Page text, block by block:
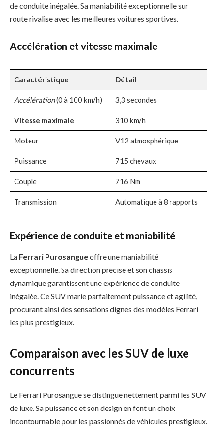
de conduite inégalée. Sa maniabilité exceptionnelle sur
route rivalise avec les meilleures voitures sportives.
Accélération et vitesse maximale
Caractéristique Détail
Accélération(0 à 100 km/h) 3,3 secondes
Vitesse maximale 310 km/h
Moteur V12 atmosphérique
Puissance 715 chevaux
Couple 716 Nm
Transmission Automatique à 8 rapports
Expérience de conduite et maniabilité
La Ferrari Purosangueoffre une maniabilité
exceptionnelle. Sa direction précise et son châssis
dynamique garantissent une expérience de conduite
inégalée. Ce SUV marie parfaitement puissance et agilité,
procurant ainsi des sensations dignes des modèles Ferrari
les plus prestigieux.
Comparaison avec les SUV de luxe
concurrents
Le Ferrari Purosangue se distingue nettement parmi les SUV
de luxe. Sa puissance et son design en font un choix
incontournable pour les passionnés de véhicules prestigieux.